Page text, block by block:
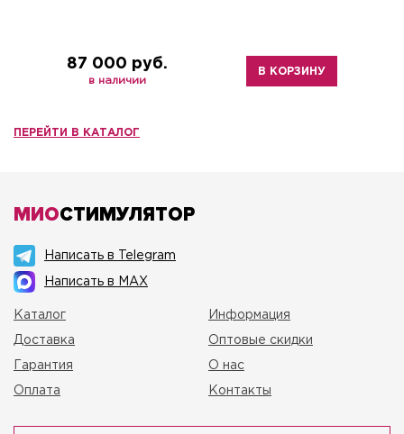
87 000 руб.
в наличии
В КОРЗИНУ
ПЕРЕЙТИ В КАТАЛОГ
МИОСТИМУЛЯТОР
Каталог
Доставка
Гарантия
Оплата
Информация
Оптовые скидки
О нас
Контакты
Написать в Telegram
Написать в MAX